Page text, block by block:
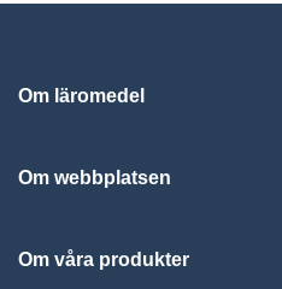
Om läromedel
Om webbplatsen
Om våra produkter